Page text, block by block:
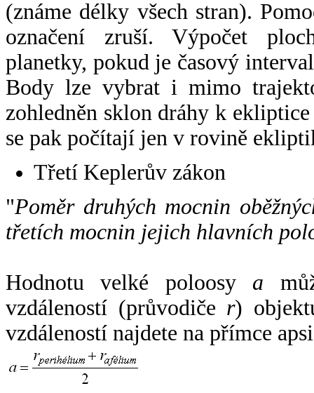
(známe délky všech stran).
označení zruší. Výpočet
planetky, pokud je časový
Body lze vybrat i mimo
zohledněn sklon dráhy k
se pak počítají jen v rovině
Třetí Keplerův zákon
"Poměr druhých mocnin
třetích mocnin jejich hlavních
Hodnotu velké poloosy a
vzdáleností (průvodiče r)
vzdáleností najdete na přímce